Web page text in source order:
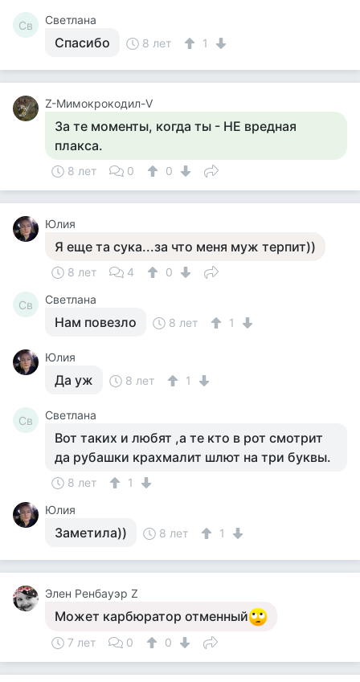
Св Светлана
Спасибо 8 лет 1
Z-Мимокрокодил-V
За те моменты, когда ты - НЕ вредная
плакса.
8 лет 0 0
Юлия
Я еще та сука...за что меня муж терпит))
8 лет 4 0
Св Светлана
Нам повезло 8 лет 1
Юлия
Да уж 8 лет 1
Св Светлана
Вот таких и любят ,а те кто в рот смотрит
да рубашки крахмалит шлют на три буквы.
8 лет
1
Юлия
Заметила)) 8 лет 1
Элен Ренбауэр Z
Может карбюратор отменный
7 лет 0 0